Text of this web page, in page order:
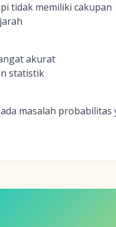
tidak memiliki cakupan
akurat
statistik
masalah probabilitas